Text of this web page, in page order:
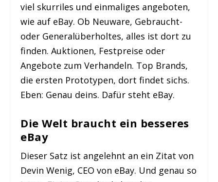
viel skurriles und einmaliges angeboten,
wie auf eBay. Ob Neuware, Gebraucht-
oder Generalüberholtes, alles ist dort zu
finden. Auktionen, Festpreise oder
Angebote zum Verhandeln. Top Brands,
die ersten Prototypen, dort findet sichs.
Eben: Genau deins. Dafür steht eBay.
Die Welt braucht ein besseres
eBay
Dieser Satz ist angelehnt an ein Zitat von
Devin Wenig, CEO von eBay. Und genau so